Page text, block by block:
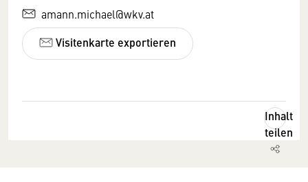
amann.michael@wkv.at
Visitenkarte exportieren
Inhalt
teilen